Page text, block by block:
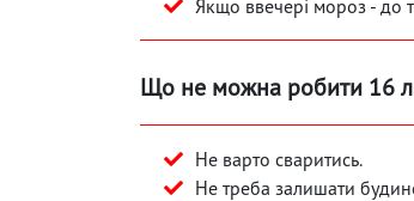
Якщо ввечері мороз - до
Що не можна робити 16
Не варто сваритись.
Не треба залишати